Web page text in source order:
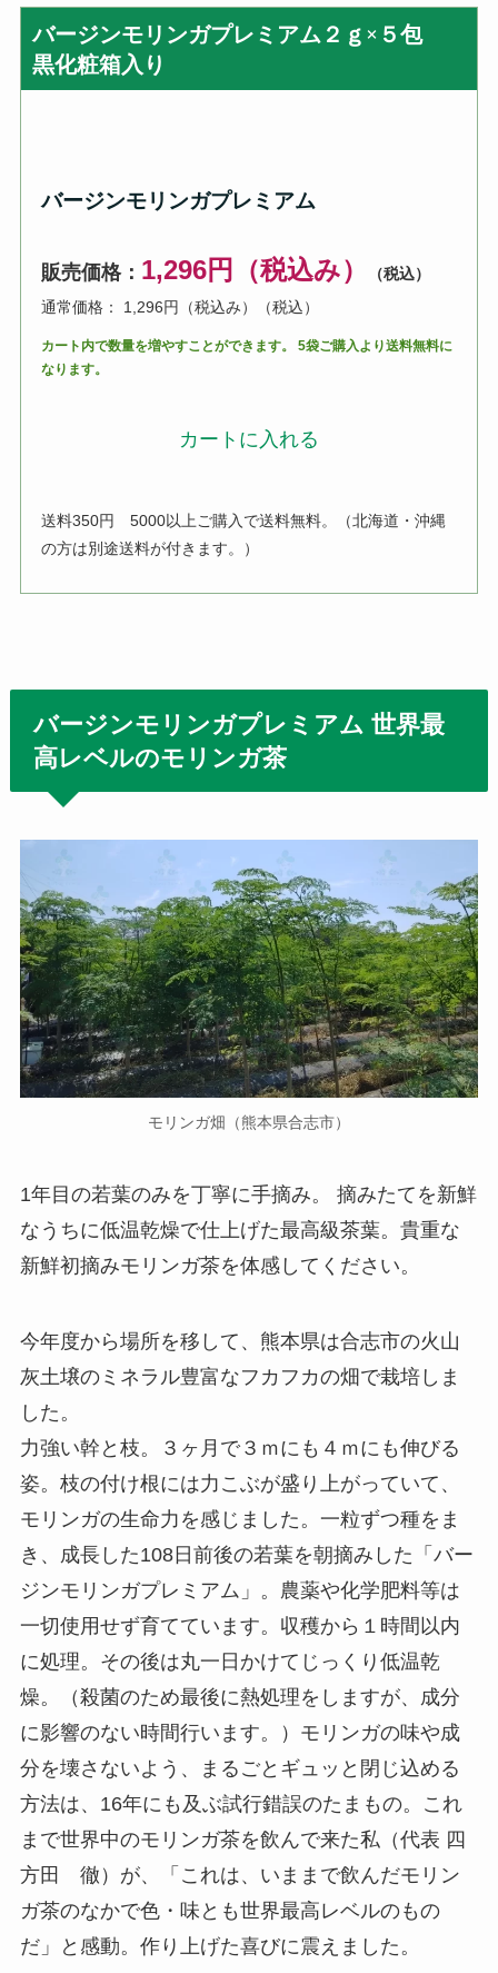
バージンモリンガプレミアム２ｇ×５包
黒化粧箱入り
バージンモリンガプレミアム
販売価格： 1,296円（税込み）
（税込）
通常価格： 1,296円（税込み）
（税込）
カート内で数量を増やすことができます。 5袋ご購入より送料無料に
なります。
カートに入れる
送料350円 5000以上ご購入で送料無料。（北海道・沖縄
の方は別途送料が付きます。）
バージンモリンガプレミアム 世界最
高レベルのモリンガ茶
モリンガ畑（熊本県合志市）
1年目の若葉のみを丁寧に手摘み。 摘みたてを新鮮
なうちに低温乾燥で仕上げた最高級茶葉。貴重な
新鮮初摘みモリンガ茶を体感してください。
今年度から場所を移して、熊本県は合志市の火山
灰土壌のミネラル豊富なフカフカの畑で栽培しま
した。
力強い幹と枝。３ヶ月で３ｍにも４ｍにも伸びる
姿。枝の付け根には力こぶが盛り上がっていて、
モリンガの生命力を感じました。一粒ずつ種をま
き、成長した108日前後の若葉を朝摘みした「バー
ジンモリンガプレミアム」。農薬や化学肥料等は
一切使用せず育てています。収穫から１時間以内
に処理。その後は丸一日かけてじっくり低温乾
燥。（殺菌のため最後に熱処理をしますが、成分
に影響のない時間行います。）モリンガの味や成
分を壊さないよう、まるごとギュッと閉じ込める
方法は、16年にも及ぶ試行錯誤のたまもの。これ
まで世界中のモリンガ茶を飲んで来た私（代表 四
方田 徹）が、「これは、いままで飲んだモリン
ガ茶のなかで色・味とも世界最高レベルのもの
だ」と感動。作り上げた喜びに震えました。